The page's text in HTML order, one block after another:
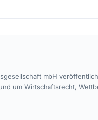
mbH
um Wirtschaftsrecht,